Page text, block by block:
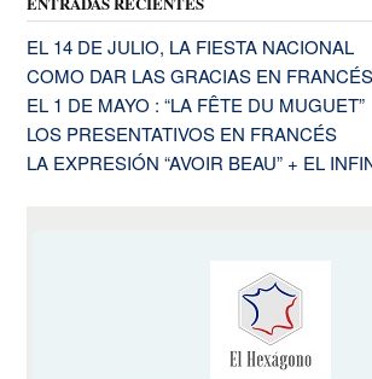
EL 14 DE JULIO, LA FIESTA NACIONAL
COMO DAR LAS GRACIAS EN FRANCÉS
EL 1 DE MAYO : “LA FÊTE DU MUGUET”
LOS PRESENTATIVOS EN FRANCÉS
LA EXPRESIÓN “AVOIR BEAU” + EL